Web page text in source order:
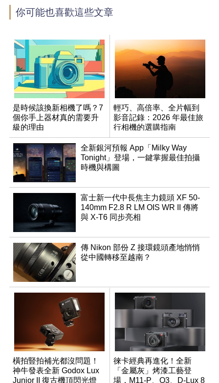
你可能也喜歡這些文章
是時候該換新相機了嗎？7
個你手上器材真的需要升
級的理由
輕巧、高倍率、全片幅到
影音記錄：2026 年最佳旅
行相機的選購指南
全新銀河預報 App「Milky Way
Tonight」登場，一鍵掌握最佳拍攝
時機與構圖
富士新一代中長焦主力鏡頭 XF 50-
140mm F2.8 R LM OIS WR II 傳將
與 X-T6 同步亮相
傳 Nikon 部份 Z 接環鏡頭產地悄悄
從中國轉移至越南？
橫拍豎拍補光都沒問題！
神牛發表全新 Godox Lux
Junior II 復古機頂閃光燈
徠卡經典再進化！全新
「金屬灰」烤漆工藝登
場，M11-P、Q3、D-Lux 8